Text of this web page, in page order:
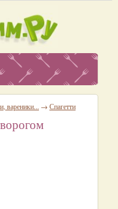
вареники... → Спагетти